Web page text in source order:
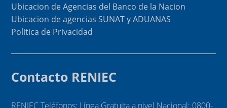
Ubicacion de Agencias del Banco de la Nacion
Ubicacion de agencias SUNAT y ADUANAS
Politica de Privacidad
Contacto RENIEC
RENIEC Teléfonos: Línea Gratuita a nivel Nacional: 0800-